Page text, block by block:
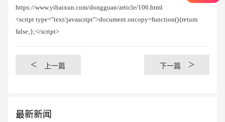
https://www.yibaixun.com/dongguan/article/106.html
<script type="text/javascript">document.oncopy=function(){return
false;};</script>
< 上一篇 下一篇 >
最新新闻